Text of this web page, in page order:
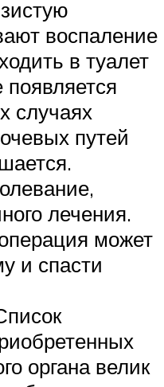
воспаление
в туалет
случаях
путей
лечения.
может
и спасти
органа велик